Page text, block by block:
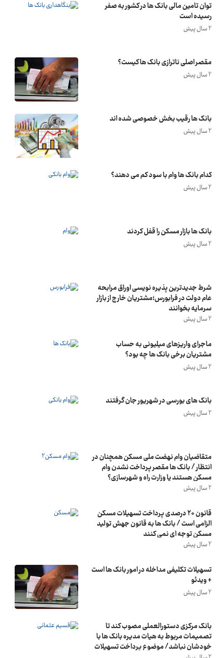
توان تامین مالی بانک ها در کشور به صفر
رسیده است
2 سال پیش
مقصر اصلی ناترازی بانک ها کیست؟
2 سال پیش
بانک ها رقیب بخش خصوصی شده اند
2 سال پیش
کدام بانک ها وام با سود کم می دهند؟
2 سال پیش
بانک ها بازار مسکن را قفل کردند
2 سال پیش
شرط جدیدترین پذیره نویسی اوراق مرابحه
عام دولت در فرابورس؛مشتریان خارج از بازار
سرمایه بخوانند
2 سال پیش
ماجرای واریزهای میلیونی به حساب
مشتریان برخی بانک ها چه بود؟
2 سال پیش
بانک های بورسی در شهریور جان گرفتند
2 سال پیش
متقاضیان وام نهضت ملی مسکن همچنان در
انتظار / بانک ها مقصر پرداخت نشدن وام
مسکن هستند یا وزارت راه و شهرسازی؟
2 سال پیش
قانون ۲۰ درصدی پرداخت تسهیلات مسکن
الزامی است / بانک ها به قانون جهش تولید
مسکن توجه ای نمی کنند
2 سال پیش
تسهیلات تکلیفی مداخله در امور بانک ها است
+ ویدئو
2 سال پیش
بانک مرکزی دستورالعملی مصوب کند تا
تصمیمات مربوط به هیات مدیره بانک ها با
خودشان نباشد/ موضوع پرداخت تسهیلات